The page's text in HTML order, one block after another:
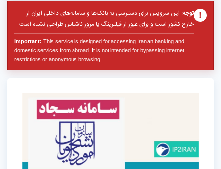
توجه:این سرویس برای دسترسی به بانک‌ها و سامانه‌های داخلی ایران از
خارج کشور است و برای عبور از فیلترینگ یا مرور ناشناس طراحی نشده است.
Important: This service is designed for accessing Iranian banking and
domestic services from abroad. It is not intended for bypassing internet
restrictions or anonymous browsing.